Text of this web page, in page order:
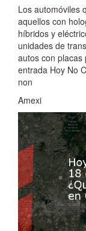
Los automóviles
aquellos con
híbridos y
unidades de
autos con placas
entrada Hoy No
non
Amexi